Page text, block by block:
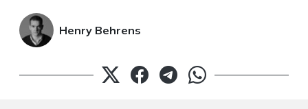
Henry Behrens